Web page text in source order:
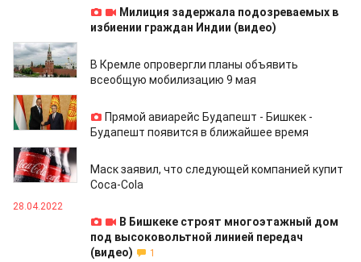
Милиция задержала подозреваемых в
избиении граждан Индии (видео)
04.05.2022
В Кремле опровергли планы объявить
всеобщую мобилизацию 9 мая
04.05.2022
Прямой авиарейс Будапешт - Бишкек -
Будапешт появится в ближайшее время
28.04.2022
Маск заявил, что следующей компанией купит
Coca-Cola
28.04.2022
В Бишкеке строят многоэтажный дом
под высоковольтной линией передач
(видео)
1